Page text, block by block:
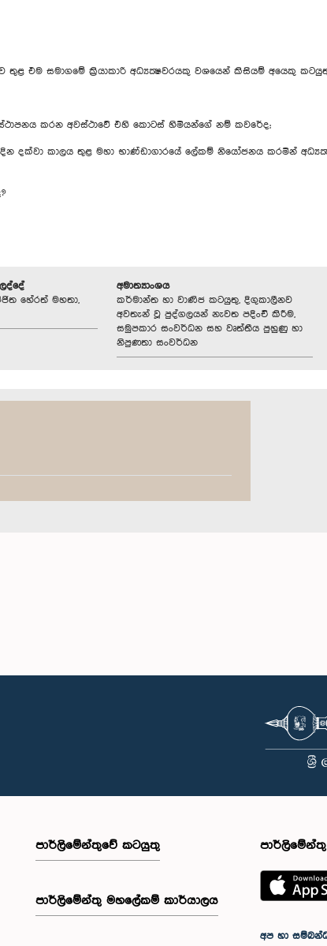
තුළ එම සමාගමේ ක්‍රියාකාරි අධ්‍යක්‍ෂවරයකු වශයෙන් කිසියම් අයෙකු
කරන අවස්ථාවේ එහි කොටස් හිමියන්ගේ නම් කවරේද;
දින දක්වා කාලය තුළ මහා භාණ්ඩාගාරයේ ලේකම් නියෝජනය කරමින්
හේරත් මහතා,
අමාත්‍යාංශය
කර්මාන්ත හා වාණිජ කටයුතු, දිගුකාලීනව
අවතැන් වූ පුද්ගලයන් නැවත පදිංචි කිරීම,
සමුපකාර සංවර්ධන සහ වෘත්තීය පුහුණු හා
නිපුණතා සංවර්ධන
පාර්ලිමේන්තුවේ කටයුතු
පාර්ලිමේන්තු මහලේකම් කාර්යාලය
පාර්ලිමේන්තු
අප හා